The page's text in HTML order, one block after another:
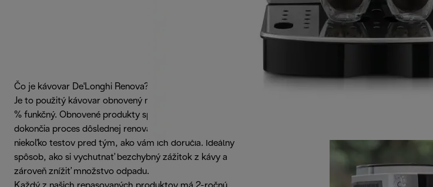
Čo je kávovar De'Longhi Renova?
Je to použitý kávovar obnovený na stav ako nový a je 100
% funkčný. Obnovené produkty spoločnosti De’Longhi
dokončia proces dôslednej renovácie, ktorý zahŕňa
niekoľko testov pred tým, ako vám ich doručia. Ideálny
spôsob, ako si vychutnať bezchybný zážitok z kávy a
zároveň znížiť množstvo odpadu.